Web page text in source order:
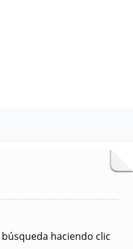
haciendo clic